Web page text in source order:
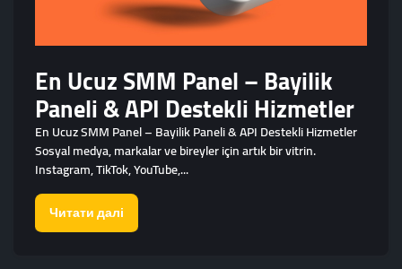
En Ucuz SMM Panel – Bayilik
Paneli & API Destekli Hizmetler
En Ucuz SMM Panel – Bayilik Paneli & API Destekli Hizmetler
Sosyal medya, markalar ve bireyler için artık bir vitrin.
Instagram, TikTok, YouTube,...
Читати далі